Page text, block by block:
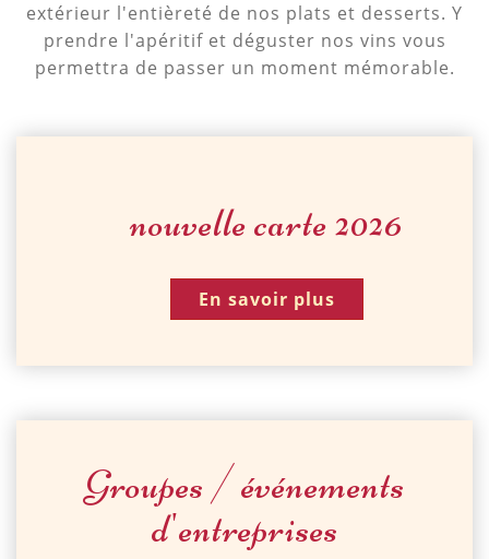
extérieur l'entièreté de nos plats et desserts. Y
prendre l'apéritif et déguster nos vins vous
permettra de passer un moment mémorable.
nouvelle carte 2026
En savoir plus
Groupes / événements
d'entreprises